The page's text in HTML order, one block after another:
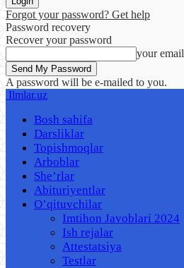
Forgot your password? Get help
Password recovery
Recover your password
your email
A password will be e-mailed to you.
Ilmlar.uz
Bosh sahifa
Darsliklar
Topishmoqlar
Arboblar
She’rlar
Abituriyentlar
O’qituvchilar
Imtihon Javoblari 2024
Ish rejalar
Attestatsiya
Testlar